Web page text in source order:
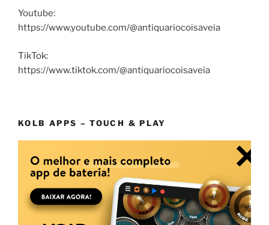
Youtube:
https://www.youtube.com/@antiquariocoisaveia
TikTok:
https://www.tiktok.com/@antiquariocoisaveia
KOLB APPS – TOUCH & PLAY